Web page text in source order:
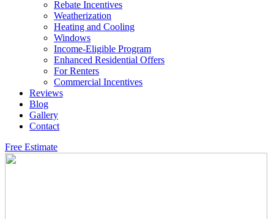
Rebate Incentives
Weatherization
Heating and Cooling
Windows
Income-Eligible Program
Enhanced Residential Offers
For Renters
Commercial Incentives
Reviews
Blog
Gallery
Contact
Free Estimate